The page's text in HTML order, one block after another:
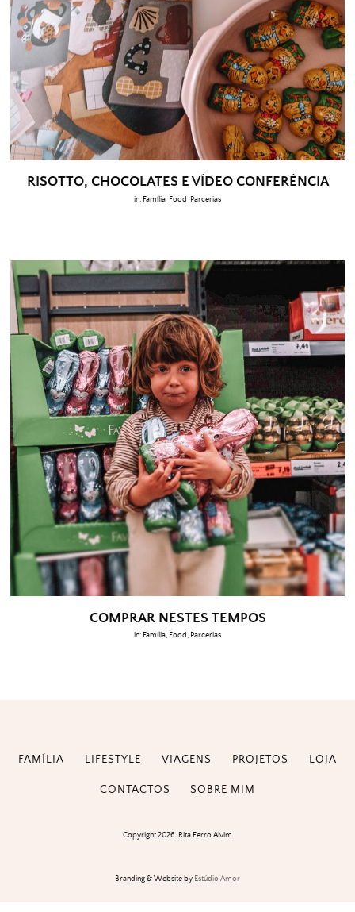
RISOTTO, CHOCOLATES E VÍDEO CONFERÊNCIA
in: Família Food Parcerias
COMPRAR NESTES TEMPOS
in: Família Food Parcerias
FAMÍLIA LIFESTYLE VIAGENS PROJETOS LOJA
CONTACTOS SOBRE MIM
Copyright 2026. Rita Ferro Alvim
Branding & Website by Estúdio Amor